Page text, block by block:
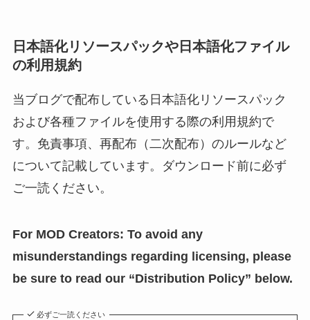
日本語化リソースパックや日本語化ファイル
の利用規約
当ブログで配布している日本語化リソースパック
および各種ファイルを使用する際の利用規約で
す。免責事項、再配布（二次配布）のルールなど
について記載しています。ダウンロード前に必ず
ご一読ください。
For MOD Creators: To avoid any
misunderstandings regarding licensing, please
be sure to read our “Distribution Policy” below.
必ずご一読ください